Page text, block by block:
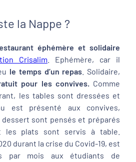
la Nappe ?
éphémère et solidaire
Crisalim . Ephémère, car il
le temps d’un repas . Solidaire,
pour les convives. Comme
les tables sont dressées et
est présenté aux convives,
dessert sont pensés et préparés
les plats sont servis à table.
durant la crise du Covid-19, est
par mois aux étudiants de